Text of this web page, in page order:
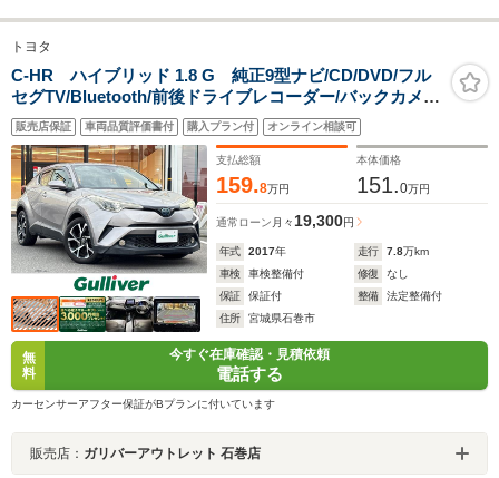
トヨタ
C-HR ハイブリッド 1.8 G 純正9型ナビ/CD/DVD/フル
セグTV/Bluetooth/前後ドライブレコーダー/バックカメ
ラ/ビルトインETC/レーダークルーズコントロール/レーン
キープアシスト/衝突軽減ブレーキ/ハーフレザーシート/シ
ートヒーター/禁煙車
販売店保証 車両品質評価書付 購入プラン付 オンライン相談可
支払総額
159.8万円
本体価格
151.0万円
通常ローン 月々19,300円
年式 2017年 走行 7.8万km
車検
車検整備付 修復
なし
保証
保証付 整備
法定整備付
住所
宮城県石巻市
無
料
今すぐ在庫確認・見積依頼
電話する
カーセンサーアフター保証がBプランに付いています
販売店： ガリバーアウトレット 石巻店